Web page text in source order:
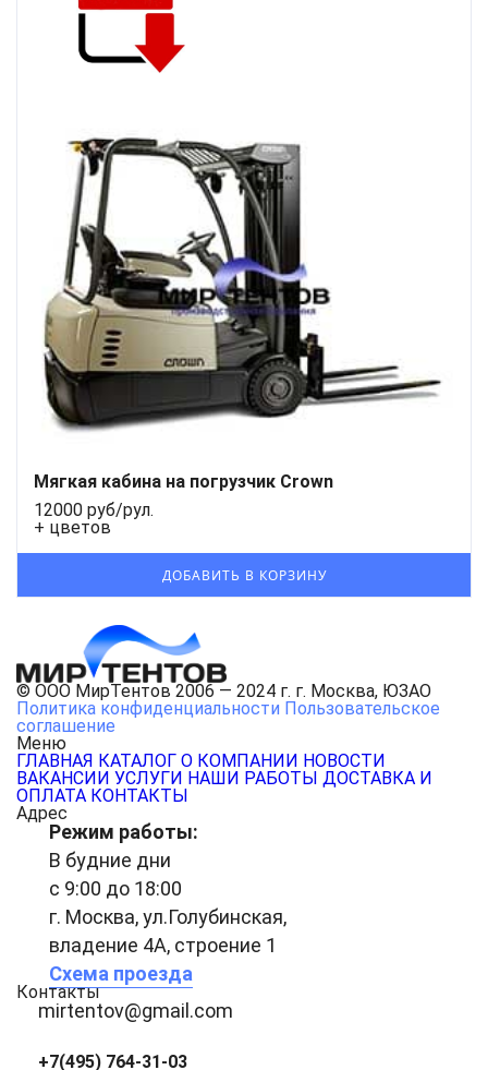
Мягкая кабина на погрузчик Crown
12000 руб/рул.
+ цветов
© ООО МирТентов 2006 — 2024 г. г. Москва, ЮЗАО
Политика конфиденциальности Пользовательское
соглашение
Меню
ГЛАВНАЯ КАТАЛОГ О КОМПАНИИ НОВОСТИ
ВАКАНСИИ УСЛУГИ НАШИ РАБОТЫ ДОСТАВКА И
ОПЛАТА КОНТАКТЫ
Адрес
Режим работы:
В будние дни
с 9:00 до 18:00
г. Москва, ул.Голубинская,
владение 4А, строение 1
Схема проезда
Контакты
mirtentov@gmail.com
+7(495) 764-31-03